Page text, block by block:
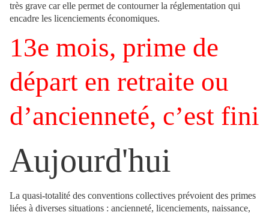
très grave car elle permet de contourner la réglementation qui
encadre les licenciements économiques.
13e mois, prime de
départ en retraite ou
d’ancienneté, c’est fini
Aujourd'hui
La quasi-totalité des conventions collectives prévoient des primes
liées à diverses situations : ancienneté, licenciements, naissance,